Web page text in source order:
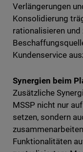
Verlängerungen
Konsolidierung
rationalisieren und
Kundenservice
Synergien beim
Zusätzliche
MSSP nicht nur
setzen, sondern
Funktionalitäten